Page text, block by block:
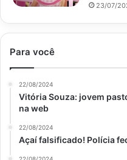
A rega, por sua vez, deve
manha ou ao final da
Portal Atualizei
cada 3 meses.
Floração e
Após plantar o l imão em
23/07/
Para você
22/08/2024
Vitória Souza: jovem
na web
22/08/2024
Açaí falsificado! Polícia